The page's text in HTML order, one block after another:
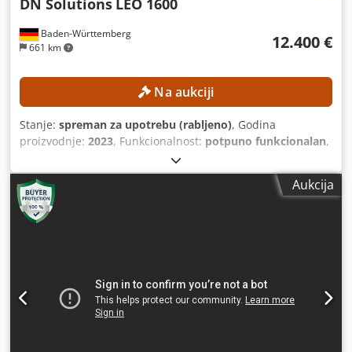
Baden-Württemberg
661 km
DN Solutions LEO 1600
12.400 €
Na aukciji
Stanje: spreman za upotrebu (rabljeno), Godina
proizvodnje: 2023, Funkcionalnost: potpuno funkcionalan,
, promjer tokarenja:
otvor glavčine:52 mm, maksimalna brzina vretena:4.500
okr/min
, Stroj se može
pregledati uz rok od tri dana. TEHNIČKE KARAKTERISTIKE
Maksimalni promjer obrade: cca 300 mm Maksimalna
DETALJI O STROJU Upravljanje: FANUC CNC Težina stroja:
cca 2.200 kg Dodpfxjznb Ntj Af Sjwa Radni sati: cca 6.458
sati Sati rada vretena: cca 4.300 sati Napon: AC 380 V (s
Aukcija